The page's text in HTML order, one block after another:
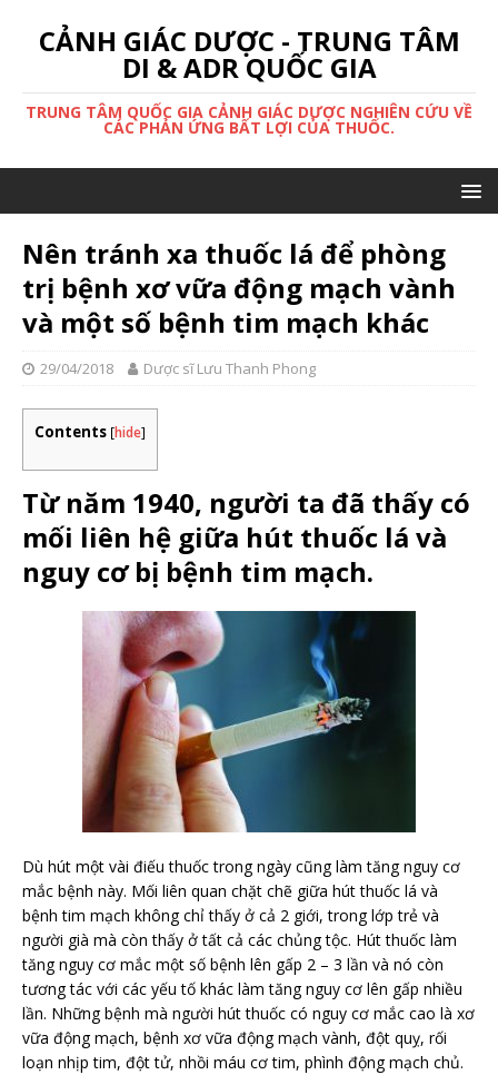
CẢNH GIÁC DƯỢC - TRUNG TÂM
DI & ADR QUỐC GIA
TRUNG TÂM QUỐC GIA CẢNH GIÁC DƯỢC NGHIÊN CỨU VỀ
CÁC PHẢN ỨNG BẤT LỢI CỦA THUỐC.
Nên tránh xa thuốc lá để phòng
trị bệnh xơ vữa động mạch vành
và một số bệnh tim mạch khác
29/04/2018 Dược sĩ Lưu Thanh Phong
Contents [hide]
Từ năm 1940, người ta đã thấy có
mối liên hệ giữa hút thuốc lá và
nguy cơ bị bệnh tim mạch.
Dù hút một vài điếu thuốc trong ngày cũng làm tăng nguy cơ
mắc bệnh này. Mối liên quan chặt chẽ giữa hút thuốc lá và
bệnh tim mạch không chỉ thấy ở cả 2 giới, trong lớp trẻ và
người già mà còn thấy ở tất cả các chủng tộc. Hút thuốc làm
tăng nguy cơ mắc một số bệnh lên gấp 2 – 3 lần và nó còn
tương tác với các yếu tố khác làm tăng nguy cơ lên gấp nhiều
lần. Những bệnh mà người hút thuốc có nguy cơ mắc cao là xơ
vữa động mạch, bệnh xơ vữa động mạch vành, đột quỵ, rối
loạn nhịp tim, đột tử, nhồi máu cơ tim, phình động mạch chủ.